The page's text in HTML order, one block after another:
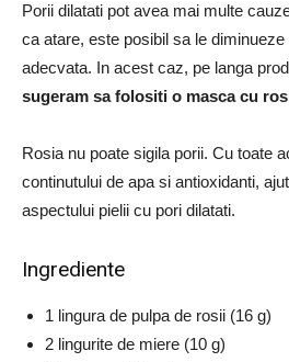
Porii dilatati pot avea mai multe
ca atare, este posibil sa le
adecvata. In acest caz, pe langa
sugeram sa folositi o masca cu
Rosia nu poate sigila porii. Cu toate
continutului de apa si antioxidanti,
aspectului pielii cu pori dilatati.
Ingrediente
1 lingura de pulpa de rosii (16 g)
2 lingurite de miere (10 g)